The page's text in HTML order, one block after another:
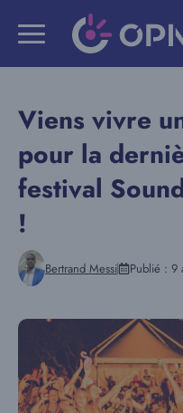
Viens vivre
pour la
festival
!
Bertrand Messi Publié : 9